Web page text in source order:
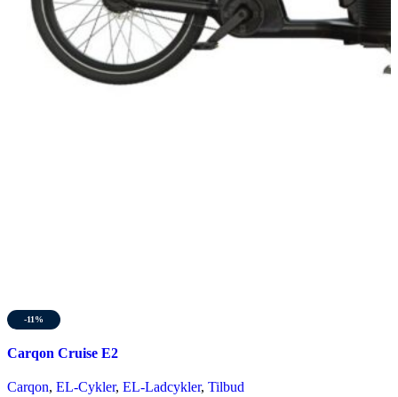
-11%
Carqon Cruise E2
Carqon, EL-Cykler, EL-Ladcykler, Tilbud